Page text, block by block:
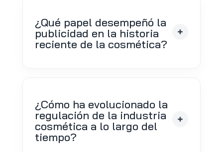
¿Qué papel desempeñó la
publicidad en la historia
reciente de la cosmética?
¿Cómo ha evolucionado la
regulación de la industria
cosmética a lo largo del
tiempo?